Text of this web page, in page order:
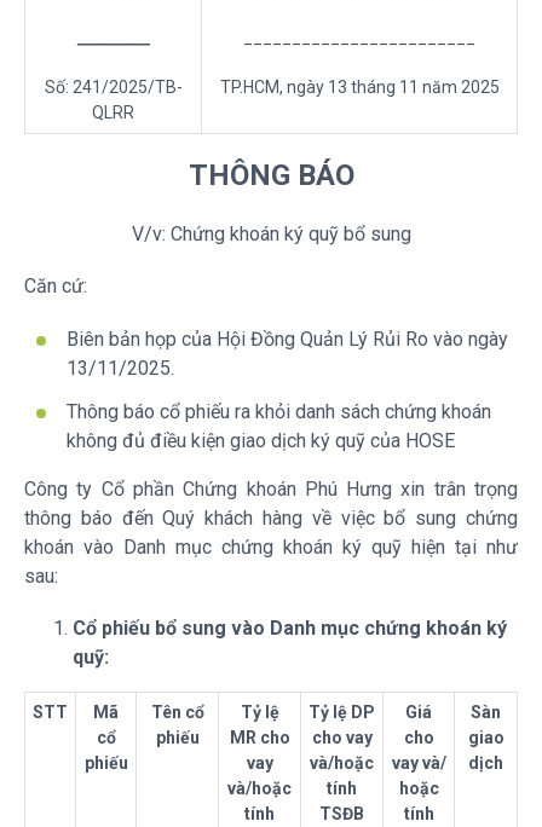
Số: 241/2025/TB-
QLRR
TP.HCM, ngày 13 tháng 11 năm 2025
THÔNG BÁO
V/v: Chứng khoán ký quỹ bổ sung
Căn cứ:
Biên bản họp của Hội Đồng Quản Lý Rủi Ro vào ngày
13/11/2025.
Thông báo cổ phiếu ra khỏi danh sách chứng khoán
không đủ điều kiện giao dịch ký quỹ của HOSE
Công ty Cổ phần Chứng khoán Phú Hưng xin trân trọng
thông báo đến Quý khách hàng về việc bổ sung chứng
khoán vào Danh mục chứng khoán ký quỹ hiện tại như
sau:
Cổ phiếu bổ sung vào Danh mục chứng khoán ký
quỹ:
STT
Mã
cổ
phiếu
Tên cổ
phiếu
Tỷ lệ
MR cho
vay
và/hoặc
tính
Tỷ lệ DP
cho vay
và/hoặc
tính
TSĐB
Giá
cho
vay và/
hoặc
tính
Sàn
giao
dịch